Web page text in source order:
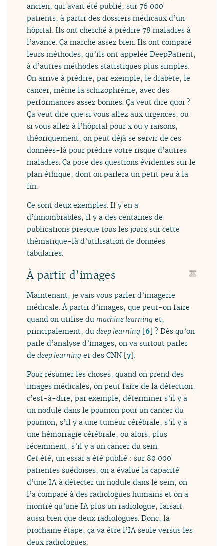
ancien, qui avait été publié, sur 76 000
patients, à partir des dossiers médicaux d’un
hôpital. Ils ont cherché à prédire 78 maladies à
l’avance. Ça marche assez bien. Ils ont comparé
leurs méthodes, qu’ils ont appelée DeepPatient,
à d’autres méthodes statistiques plus simples.
On arrive à prédire, par exemple, le diabète, le
cancer, même la schizophrénie, avec des
performances assez bonnes. Ça veut dire quoi ?
Ça veut dire que si vous allez aux urgences, ou
si vous allez à l’hôpital pour x ou y raisons,
théoriquement, on peut déjà se servir de ces
données-là pour prédire votre risque d’autres
maladies. Ça pose des questions évidentes sur le
plan éthique, dont on parlera un petit peu à la
fin.
Ce sont deux exemples. Il y en a
d’innombrables, il y a des centaines de
publications presque tous les jours sur cette
thématique-là d’utilisation de données
tabulaires.
À partir d’images
Maintenant, je vais vous parler d’imagerie
médicale. À partir d’images, que peut-on faire
quand on utilise du machine learning et,
principalement, dudeep learning [6] ? Dès qu’on
parle d’analyse d’images, on va surtout parler
dedeep learning et des CNN [7]
Pour résumer les choses, quand on prend des
images médicales, on peut faire de la détection,
c’est-à-dire, par exemple, déterminer s’il y a
un nodule dans le poumon pour un cancer du
poumon, s’il y a une tumeur cérébrale, s’il y a
une hémorragie cérébrale, ou alors, plus
récemment, s’il y a un cancer du sein.
Cet été, un essai a été publié : sur 80 000
patientes suédoises, on a évalué la capacité
d’une IA à détecter un nodule dans le sein, on
l’a comparé à des radiologues humains et on a
montré qu’une IA plus un radiologue, faisait
aussi bien que deux radiologues. Donc, la
prochaine étape, ça va être l’IA seule versus les
deux radiologues.